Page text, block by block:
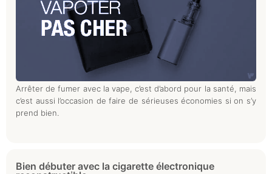
Arrêter de fumer avec la vape, c’est d’abord pour la santé, mais
c’est aussi l’occasion de faire de sérieuses économies si on s’y
prend bien.
Bien débuter avec la cigarette électronique